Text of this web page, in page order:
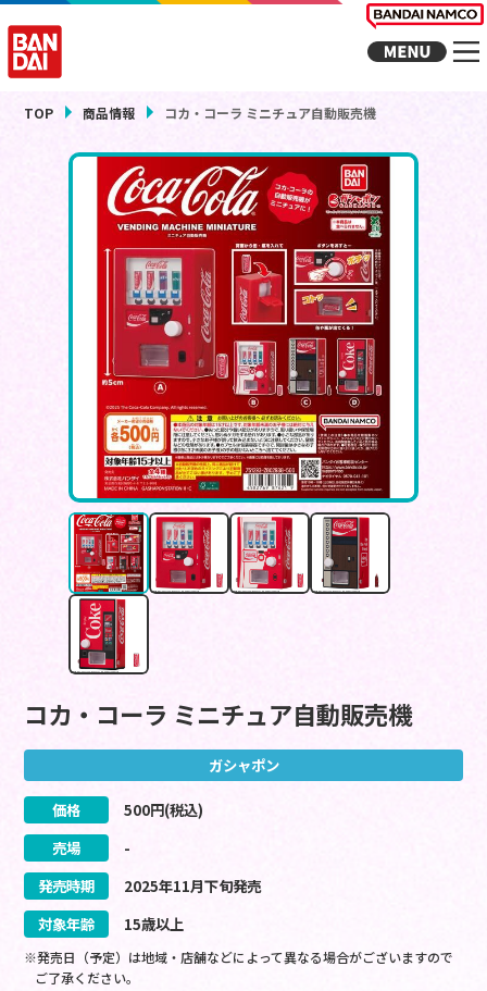
TOP 商品情報 コカ・コーラ ミニチュア自動販売機
コカ・コーラ ミニチュア自動販売機
ガシャポン
価格 500円(税込)
売場
-
発売時期
2025年11月下旬発売
対象年齢
15歳以上
※発売日（予定）は地域・店舗などによって異なる場合がございますので
ご了承ください。